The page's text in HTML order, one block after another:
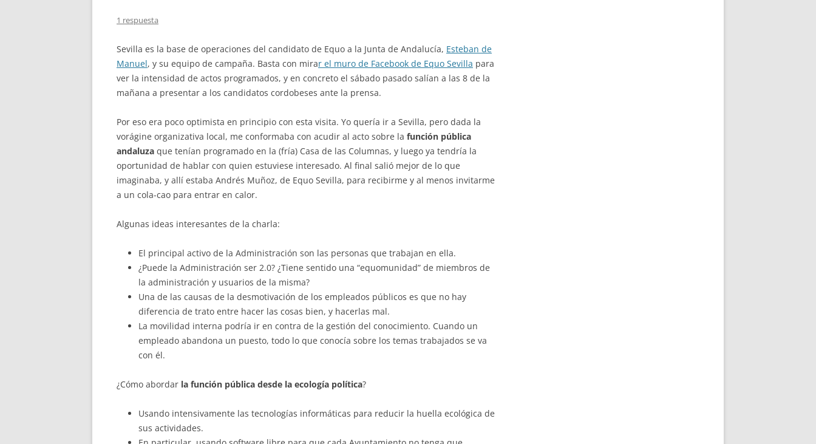
1 respuesta
Sevilla es la base de operaciones del candidato de Equo a la Junta de Andalucía, Esteban de
Manuel, y su equipo de campaña. Basta con mirar el muro de Facebook de Equo Sevilla para
ver la intensidad de actos programados, y en concreto el sábado pasado salían a las 8 de la
mañana a presentar a los candidatos cordobeses ante la prensa.
Por eso era poco optimista en principio con esta visita. Yo quería ir a Sevilla, pero dada la
vorágine organizativa local, me conformaba con acudir al acto sobre la función pública
andaluza que tenían programado en la (fría) Casa de las Columnas, y luego ya tendría la
oportunidad de hablar con quien estuviese interesado. Al final salió mejor de lo que
imaginaba, y allí estaba Andrés Muñoz, de Equo Sevilla, para recibirme y al menos invitarme
a un cola-cao para entrar en calor.
Algunas ideas interesantes de la charla:
El principal activo de la Administración son las personas que trabajan en ella.
¿Puede la Administración ser 2.0? ¿Tiene sentido una “equomunidad” de miembros de
la administración y usuarios de la misma?
Una de las causas de la desmotivación de los empleados públicos es que no hay
diferencia de trato entre hacer las cosas bien, y hacerlas mal.
La movilidad interna podría ir en contra de la gestión del conocimiento. Cuando un
empleado abandona un puesto, todo lo que conocía sobre los temas trabajados se va
con él.
¿Cómo abordar la función pública desde la ecología política?
Usando intensivamente las tecnologías informáticas para reducir la huella ecológica de
sus actividades.